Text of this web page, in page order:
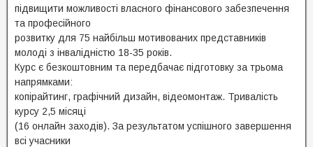
підвищити можливості власного фінансового забезпечення
та професійного
розвитку для 75 найбільш мотивованих представників
молоді з інвалідністю 18-35 років.
Курс є безкоштовним та передбачає підготовку за трьома
напрямками:
копірайтинг, графічний дизайн, відеомонтаж. Тривалість
курсу 2,5 місяці
(16 онлайн заходів). За результатом успішного завершення
всі учасники